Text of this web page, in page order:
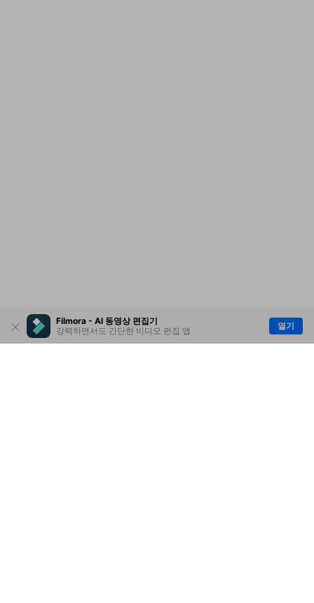
Filmora - AI 동영상 편집기
강력하면서도 간단한 비디오 편집 앱
열기